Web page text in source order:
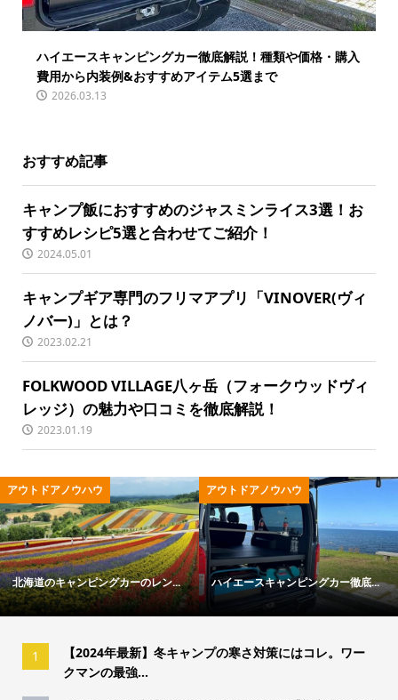
ハイエースキャンピングカー徹底解説！種類や価格・購入
費用から内装例&おすすめアイテム5選まで
2026.03.13
おすすめ記事
キャンプ飯におすすめのジャスミンライス3選！お
すすめレシピ5選と合わせてご紹介！
2024.05.01
キャンプギア専門のフリマアプリ「VINOVER(ヴィ
ノバー)」とは？
2023.02.21
FOLKWOOD VILLAGE八ヶ岳（フォークウッドヴィ
レッジ）の魅力や口コミを徹底解説！
2023.01.19
アウトドアノウハウ
北海道のキャンピングカーのレン...
アウトドアノウハウ
ハイエースキャンピングカー徹底...
1
【2024年最新】冬キャンプの寒さ対策にはコレ。ワー
クマンの最強...